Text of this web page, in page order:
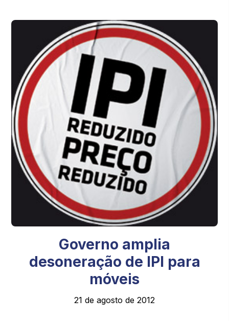
Governo amplia
desoneração de IPI para
móveis
21 de agosto de 2012